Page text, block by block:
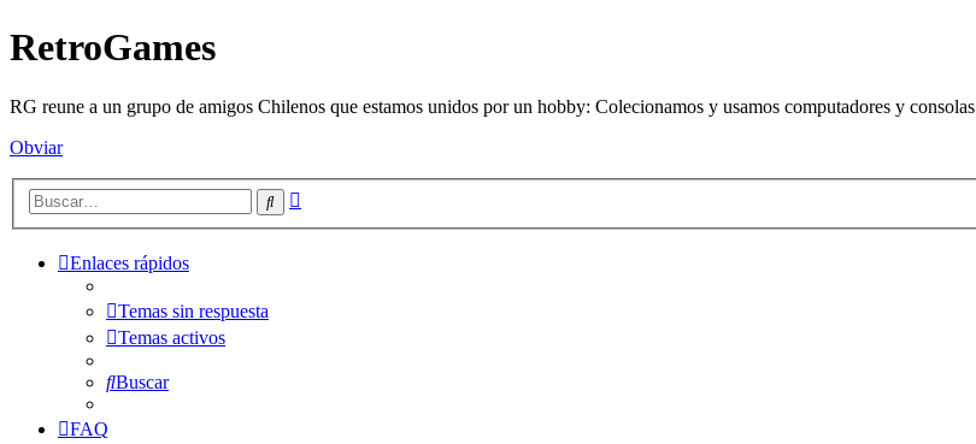
RetroGames
RG reune a un grupo de amigos Chilenos que estamos unidos por un hobby: Colecionamos y usamos computadores y
Obviar
Buscar
Enlaces rápidos
Temas sin respuesta
Temas activos
Buscar
FAQ